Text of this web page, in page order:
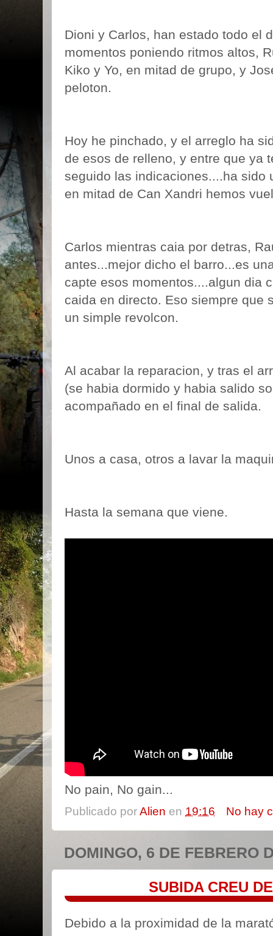
Dioni y Carlos, han estado todo el
momentos poniendo ritmos altos,
Kiko y Yo, en mitad de grupo, y
peloton.
Hoy he pinchado, y el arreglo ha
de esos de relleno, y entre que ya
seguido las indicaciones....ha sido
en mitad de Can Xandri hemos
Carlos mientras caia por detras,
antes...mejor dicho el barro...es
capte esos momentos....algun dia
caida en directo. Eso siempre que
un simple revolcon.
Al acabar la reparacion, y tras el
(se habia dormido y habia salido
acompañado en el final de salida.
Unos a casa, otros a lavar la
Hasta la semana que viene.
No pain, No gain...
Publicado porAlien en 19:16 No hay
DOMINGO, 6 DE FEBRERO
SUBIDA CREU
Debido a la proximidad de la